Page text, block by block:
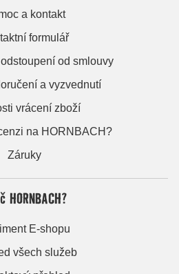
a kontakt
formulář
od smlouvy
a vyzvednutí
vrácení zboží
na HORNBACH?
Záruky
HORNBACH?
E-shopu
všech služeb